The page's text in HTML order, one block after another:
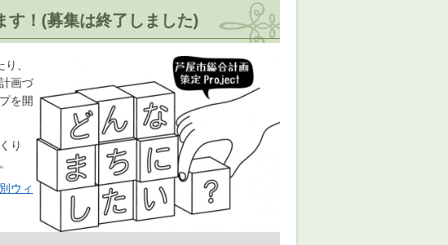
す！(募集は終了しました)
、
画づ
を開
り
ウィ